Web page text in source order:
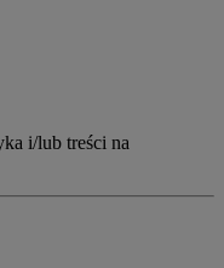
i/lub treści na